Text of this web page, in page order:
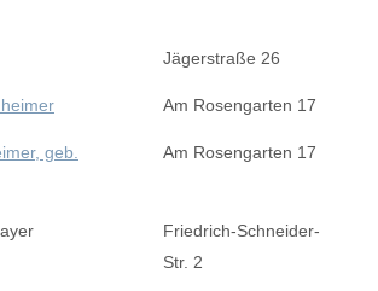
Jägerstraße 26
Am Rosengarten 17
geb.
Am Rosengarten 17
Friedrich-Schneider-
Str. 2